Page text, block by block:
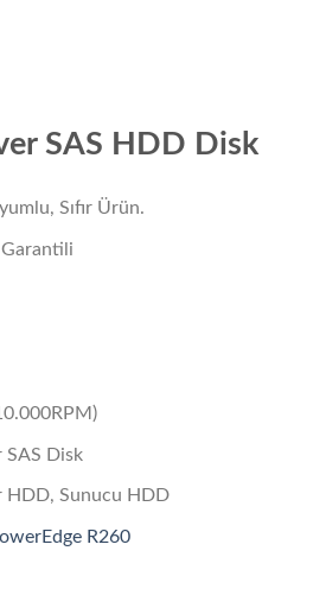
SAS HDD Disk
Sıfır Ürün.
Garantili
SAS Disk
HDD, Sunucu HDD
R260